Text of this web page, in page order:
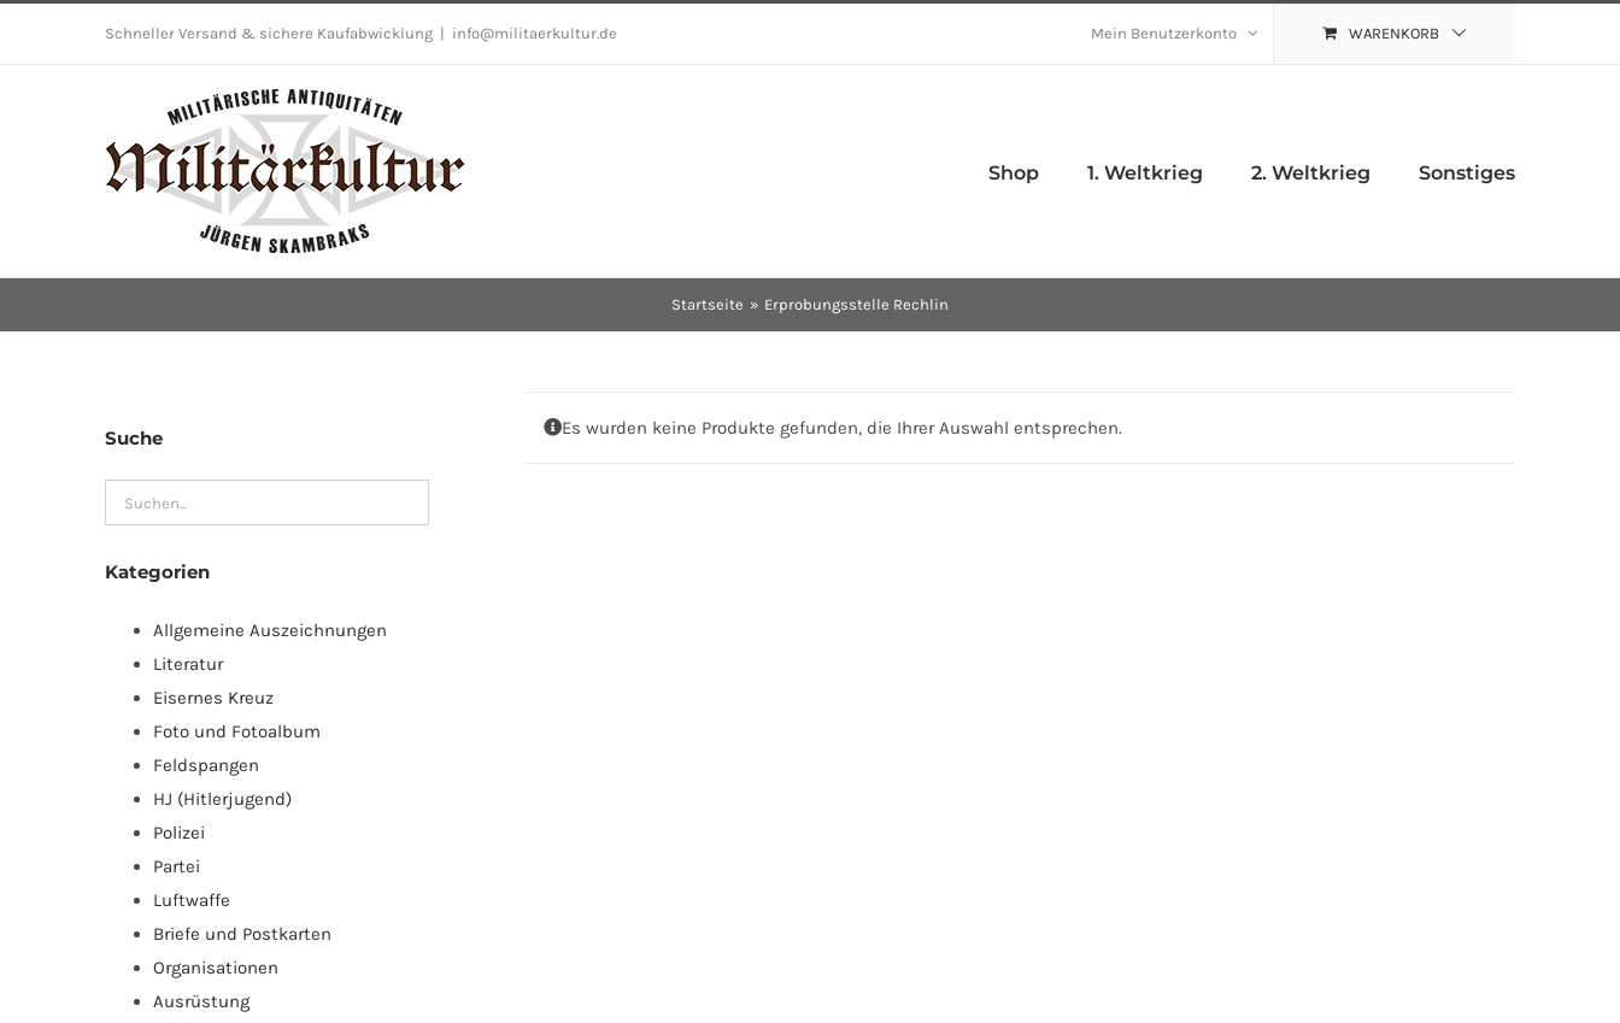
Schneller Versand & sichere Kaufabwicklung info@militaerkultur.de Mein Benutzerkonto WARENKORB
Shop 1. Weltkrieg 2. Weltkrieg Sonstiges
Startseite Erprobungsstelle Rechlin
Es wurden keine Produkte gefunden, die Ihrer Auswahl entsprechen.
Suche
Kategorien
Allgemeine Auszeichnungen
Literatur
Eisernes Kreuz
Foto und Fotoalbum
Feldspangen
HJ (Hitlerjugend)
Polizei
Partei
Luftwaffe
Briefe und Postkarten
Organisationen
Ausrüstung